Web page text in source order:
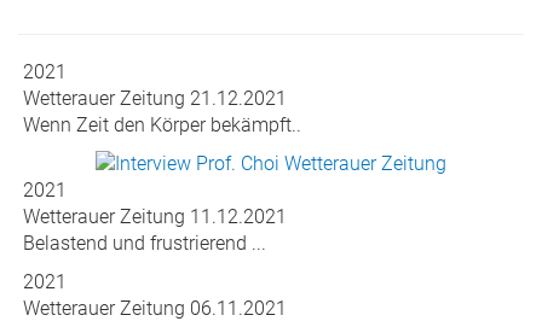
2021
Wetterauer Zeitung 21.12.2021
Wenn Zeit den Körper bekämpft..
2021
Wetterauer Zeitung 11.12.2021
Belastend und frustrierend ...